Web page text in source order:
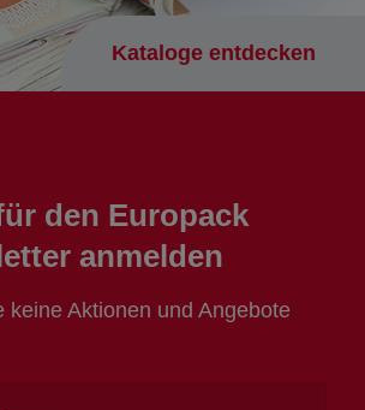
Kataloge entdecken
den Europack
anmelden
keine Aktionen und Angebote